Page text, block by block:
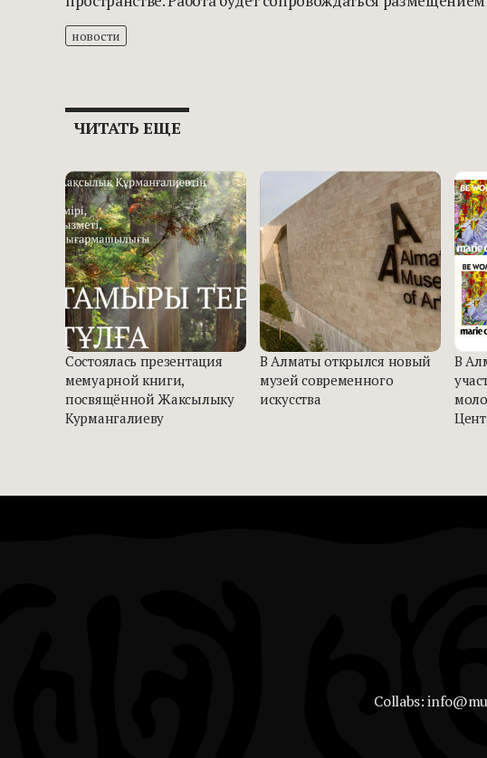
новости
ЧИТАТЬ ЕЩЕ
Состоялась презентация
мемуарной книги,
посвящённой Жаксылыку
Курмангалиеву
В Алматы открылся новый
музей современного
искусства
В
Collabs: